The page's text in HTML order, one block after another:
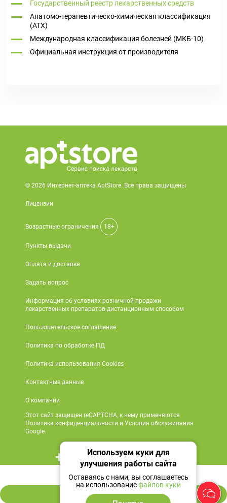
4 634 ₽
В корзину
Государственный реестр лекарственных средств
Анатомо-терапевтическо-химическая классификация
(ATX)
Международная классификация болезней (МКБ-10)
Официальная инструкция от производителя
© 2026 Интернет-аптека AptStore. Все права защищены
Лицензии
Возрастные ограничения 18+
Пункты выдачи
Оплата и доставка
Задать вопрос
Информация об условиях розничной продажи
лекарственных препаратов дистанционным способом
Пользовательское соглашение
Политика по обработке ПД
Политика использования Cookies
Контактные данные
О компании
Этот сайт защищен reCAPTCHA, к нему применяются
Политика конфиденциальности и Условия обслуживания
Google.
+7 495 419 18 18
Мы в социальных сетях
Используем куки для
улучшения работы сайта
Оставаясь с нами, вы соглашаетесь
на использованиефайлов куки